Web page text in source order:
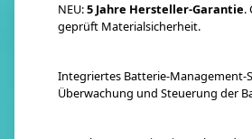
NEU:5 Jahre Hersteller-Garantie.
geprüft Materialsicherheit.
Integriertes Batterie-Management-
Überwachung und Steuerung der